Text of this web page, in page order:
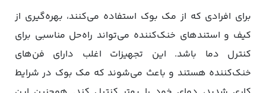
برای افرادی که از مک بوک استفاده می‌کنند، بهره‌گیری از
کیف و استندهای خنک‌کننده می‌تواند راه‌حل مناسبی برای
کنترل دما باشد. این تجهیزات اغلب دارای فن‌های
خنک‌کننده هستند و باعث می‌شوند که مک بوک در شرایط